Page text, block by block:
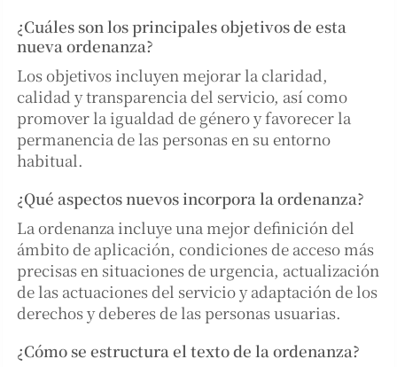
¿Cuáles son los principales objetivos de esta
nueva ordenanza?
Los objetivos incluyen mejorar la claridad,
calidad y transparencia del servicio, así como
promover la igualdad de género y favorecer la
permanencia de las personas en su entorno
habitual.
¿Qué aspectos nuevos incorpora la ordenanza?
La ordenanza incluye una mejor definición del
ámbito de aplicación, condiciones de acceso más
precisas en situaciones de urgencia, actualización
de las actuaciones del servicio y adaptación de los
derechos y deberes de las personas usuarias.
¿Cómo se estructura el texto de la ordenanza?